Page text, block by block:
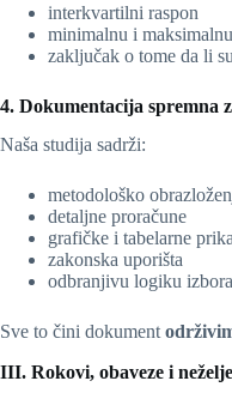
interkvartilni raspon
minimalnu i
zaključak o tome da li
4. Dokumentacija spremna
Naša studija sadrži:
metodološko
detaljne proračune
grafičke i tabelarne
zakonska uporišta
odbranjivu logiku
Sve to čini dokument
III. Rokovi, obaveze i